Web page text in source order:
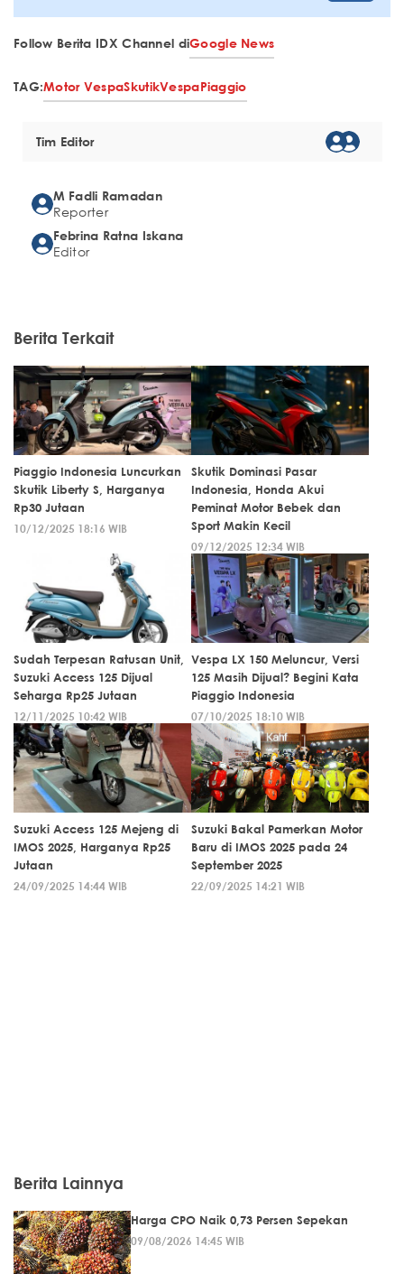
Follow Berita IDX Channel diGoogle News
TAG:Motor VespaSkutikVespaPiaggio
Tim Editor
M Fadli Ramadan
Reporter
Febrina Ratna Iskana
Editor
Berita Terkait
Piaggio Indonesia Luncurkan
Skutik Liberty S, Harganya
Rp30 Jutaan
10/12/2025 18:16 WIB
Skutik Dominasi Pasar
Indonesia, Honda Akui
Peminat Motor Bebek dan
Sport Makin Kecil
09/12/2025 12:34 WIB
Sudah Terpesan Ratusan Unit,
Suzuki Access 125 Dijual
Seharga Rp25 Jutaan
12/11/2025 10:42 WIB
Vespa LX 150 Meluncur, Versi
125 Masih Dijual? Begini Kata
Piaggio Indonesia
07/10/2025 18:10 WIB
Suzuki Access 125 Mejeng di
IMOS 2025, Harganya Rp25
Jutaan
24/09/2025 14:44 WIB
Suzuki Bakal Pamerkan Motor
Baru di IMOS 2025 pada 24
September 2025
22/09/2025 14:21 WIB
Berita Lainnya
Harga CPO Naik 0,73 Persen Sepekan
09/08/2026 14:45 WIB